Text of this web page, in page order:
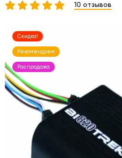
10 отзывов
Скидка!
Рекомендуем
Распродажа